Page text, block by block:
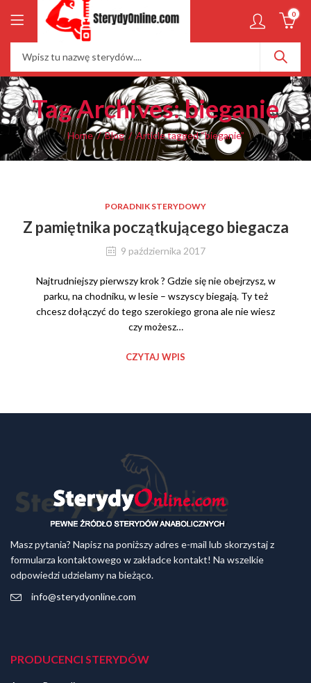
0
Tag Archives: bieganie
Home Blog Article tagged “bieganie”
PORADNIK STERYDOWY
Z pamiętnika początkującego biegacza
9 października 2017
Najtrudniejszy pierwszy krok ? Gdzie się nie obejrzysz, w
parku, na chodniku, w lesie – wszyscy biegają. Ty też
chcesz dołączyć do tego szerokiego grona ale nie wiesz
czy możesz…
CZYTAJ WPIS
Masz pytania? Napisz na poniższy adres e-mail lub skorzystaj z
formularza kontaktowego w zakładce kontakt! Na wszelkie
odpowiedzi udzielamy na bieżąco.
info@sterydyonline.com
PRODUCENCI STERYDÓW